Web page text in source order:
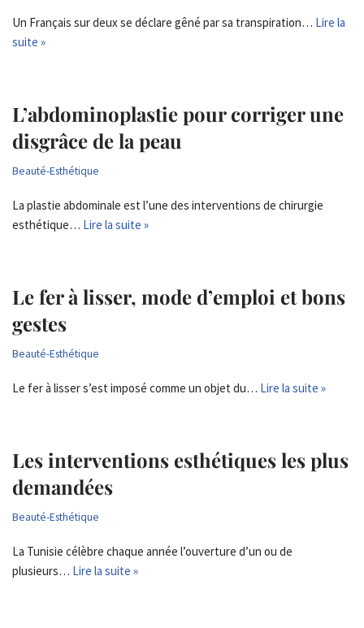
Un Français sur deux se déclare gêné par sa transpiration… Lire la
suite »
L’abdominoplastie pour corriger une
disgrâce de la peau
Beauté-Esthétique
La plastie abdominale est l’une des interventions de chirurgie
esthétique… Lire la suite »
Le fer à lisser, mode d’emploi et bons
gestes
Beauté-Esthétique
Le fer à lisser s’est imposé comme un objet du… Lire la suite »
Les interventions esthétiques les plus
demandées
Beauté-Esthétique
La Tunisie célèbre chaque année l’ouverture d’un ou de
plusieurs… Lire la suite »